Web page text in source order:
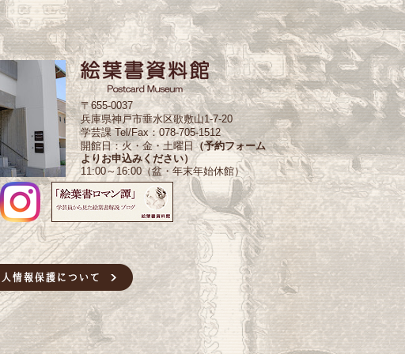
〒655-0037
兵庫県神戸市垂水区歌敷山1-7-20
学芸課 Tel/Fax：078-705-1512
開館日：火・金・土曜日 （予約フォーム
よりお申込みください）
11:00～16:00（盆・年末年始休館）